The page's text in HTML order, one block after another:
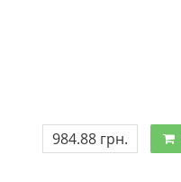
984.88 грн.